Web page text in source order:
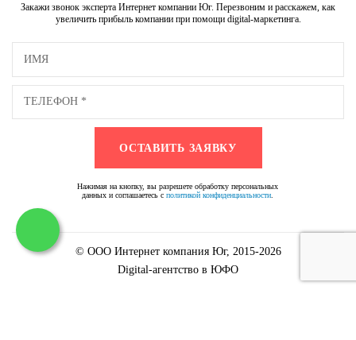
Закажи звонок эксперта Интернет компании Юг. Перезвоним и расскажем, как
увеличить прибыль компании при помощи digital-маркетинга.
Нажимая на кнопку, вы разрешете обработку персональных
данных и соглашаетесь сполитикой конфиденциальности
© ООО Интернет компания Юг, 2015-2026
Digital-агентство в ЮФО